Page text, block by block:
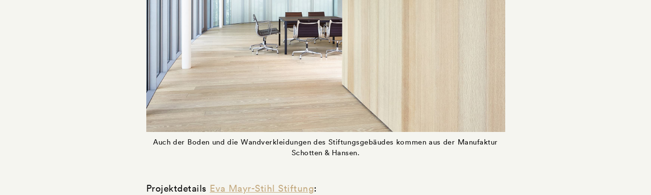
Auch der Boden und die Wandverkleidungen des Stiftungsgebäudes kommen aus der Manufaktur
Schotten & Hansen.
Projektdetails Eva Mayr-Stihl Stiftung: